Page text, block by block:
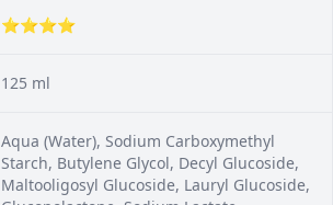
⭐⭐⭐⭐
125 ml
Aqua (Water), Sodium Carboxymethyl
Starch, Butylene Glycol, Decyl Glucoside,
Maltooligosyl Glucoside, Lauryl Glucoside,